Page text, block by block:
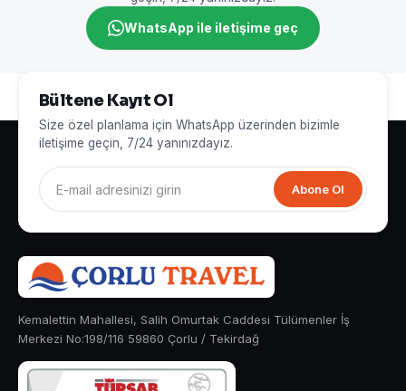
WhatsApp ile iletişime geç
Bültene Kayıt Ol
Size özel planlama için WhatsApp üzerinden bizimle
iletişime geçin, 7/24 yanınızdayız.
Abone Ol
Kemalettin Mahallesi, Salih Omurtak Caddesi Tülümenler İş
Merkezi No:198/116 59860 Çorlu / Tekirdağ